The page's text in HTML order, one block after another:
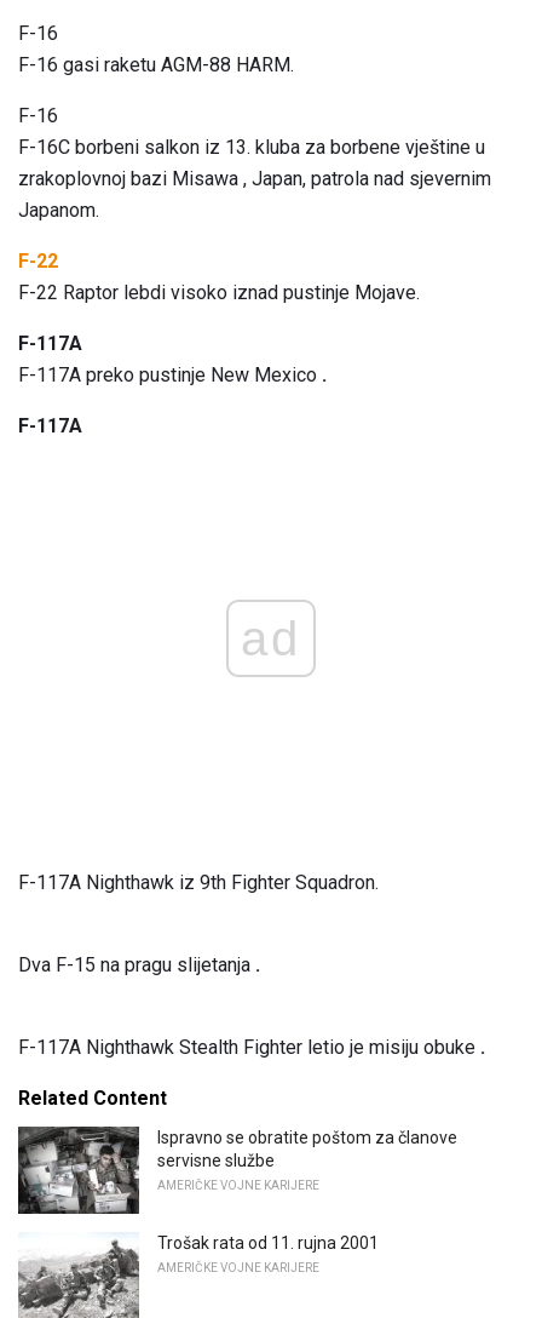
F-16
F-16 gasi raketu AGM-88 HARM.
F-16
F-16C borbeni salkon iz 13. kluba za borbene vještine u
zrakoplovnoj bazi Misawa , Japan, patrola nad sjevernim
Japanom.
F-22
F-22 Raptor lebdi visoko iznad pustinje Mojave.
F-117A
F-117A preko pustinje New Mexico .
F-117A
ad
F-117A Nighthawk iz 9th Fighter Squadron.
Dva F-15 na pragu slijetanja .
F-117A Nighthawk Stealth Fighter letio je misiju obuke .
Related Content
Ispravno se obratite poštom za članove
servisne službe
AMERIČKE VOJNE KARIJERE
Trošak rata od 11. rujna 2001
AMERIČKE VOJNE KARIJERE